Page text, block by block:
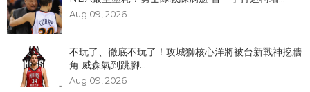
Aug 09, 2026
不玩了、徹底不玩了！攻城獅核心洋將被台新戰神挖牆
角 威森氣到跳腳...
Aug 09, 2026